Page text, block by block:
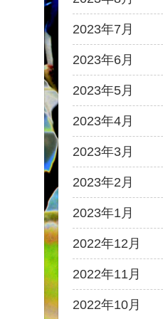
2023年7月
2023年6月
2023年5月
2023年4月
2023年3月
2023年2月
2023年1月
2022年12月
2022年11月
2022年10月